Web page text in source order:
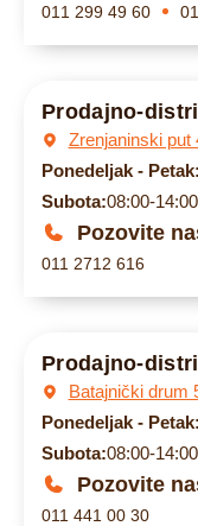
011 299 49 60
Prodajno-
Zrenjaninski put
Ponedeljak - Petak:
Subota:08:00-14:00
Pozovite
011 2712 616
Prodajno-
Batajnički drum
Ponedeljak - Petak:
Subota:08:00-14:00
Pozovite
011 441 00 30